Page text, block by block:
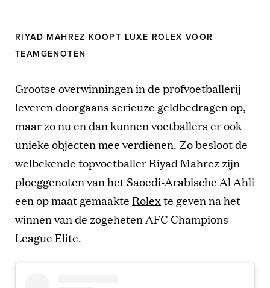
RIYAD MAHREZ KOOPT LUXE ROLEX VOOR
TEAMGENOTEN
Grootse overwinningen in de profvoetballerij
leveren doorgaans serieuze geldbedragen op,
maar zo nu en dan kunnen voetballers er ook
unieke objecten mee verdienen. Zo besloot de
welbekende topvoetballer Riyad Mahrez zijn
ploeggenoten van het Saoedi-Arabische Al Ahli
een op maat gemaakte Rolexte geven na het
winnen van de zogeheten AFC Champions
League Elite.